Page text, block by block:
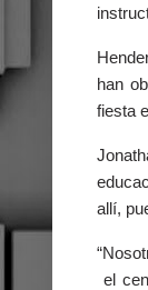
han
fiesta
allí,
el